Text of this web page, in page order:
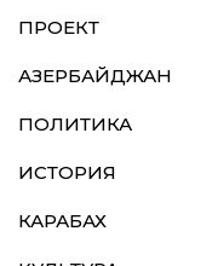
ПРОЕКТ
АЗЕРБАЙДЖАН
ПОЛИТИКА
ИСТОРИЯ
КАРАБАХ